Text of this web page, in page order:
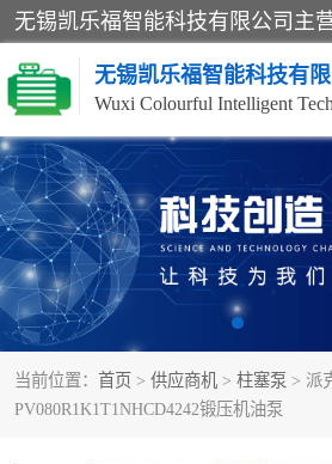
无锡凯乐福智能科技有
当前位置： 首页 > 供应商机 > 柱塞泵 > 派
PV080R1K1T1NHCD4242锻压机油泵
齿轮泵 机
风冷式油冷却器 叶
液压马达
柱塞泵 方